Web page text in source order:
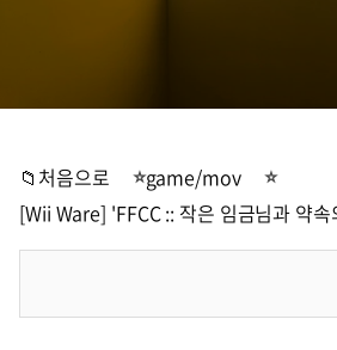
📁처음으로
game/mov
[Wii Ware] 'FFCC :: 작은 임금님과 약